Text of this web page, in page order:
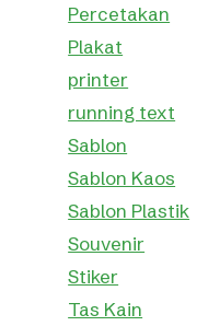
Percetakan
Plakat
printer
running text
Sablon
Sablon Kaos
Sablon Plastik
Souvenir
Stiker
Tas Kain